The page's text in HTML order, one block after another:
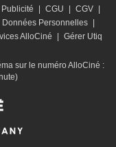
Publicité CGU CGV
Données Personnelles
AlloCiné
Gérer Utiq
sur le numéro AlloCiné :